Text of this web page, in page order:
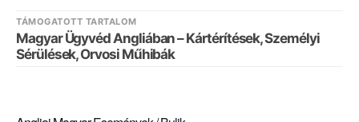
TÁMOGATOTT TARTALOM
Magyar Ügyvéd Angliában – Kártérítések, Személyi
Sérülések, Orvosi Műhibák